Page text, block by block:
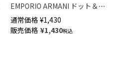
EMPORIO ARMANI ドット＆マ
ンガベア 綿100％ ミニタオル
【365日最短翌日発送】
02340027
通常価格 ¥1,430
販売価格 ¥1,430税込